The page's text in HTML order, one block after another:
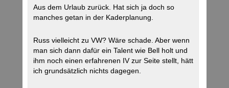
Aus dem Urlaub zurück. Hat sich ja doch so
manches getan in der Kaderplanung.
Russ vielleicht zu VW? Wäre schade. Aber wenn
man sich dann dafür ein Talent wie Bell holt und
ihm noch einen erfahrenen IV zur Seite stellt, hätt
ich grundsätzlich nichts dagegen.